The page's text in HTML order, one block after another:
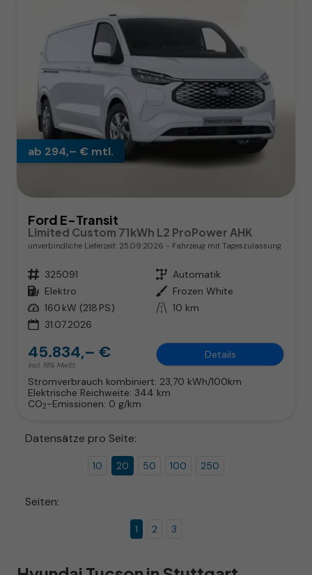
ab 294,– € mtl.
Ford E-Transit
Limited Custom 71kWh L2 ProPower AHK
unverbindliche Lieferzeit: 25.09.2026 Fahrzeug mit Tageszulassung
Fahrzeugnr. 325091 Getriebe Automatik
Kraftstoff Elektro Außenfarbe Frozen White
Leistung 160 kW (218 PS) Kilometerstand 10 km
31.07.2026
45.834,– €
incl. 19% MwSt.
Details
Stromverbrauch kombiniert: 23,70 kWh/100km
Elektrische Reichweite: 344 km
CO2-Emissionen: 0 g/km
Datensätze pro Seite:
10 20 50 100 250
Seiten:
1 2 3